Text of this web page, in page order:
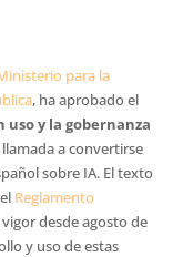
para la
, ha aprobado el
uso y la gobernanza
a convertirse
sobre IA. El texto
Reglamento
desde agosto de
y uso de estas